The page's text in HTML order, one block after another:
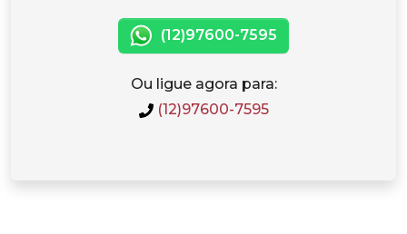
(12)97600-7595
Ou ligue agora para:
(12)97600-7595